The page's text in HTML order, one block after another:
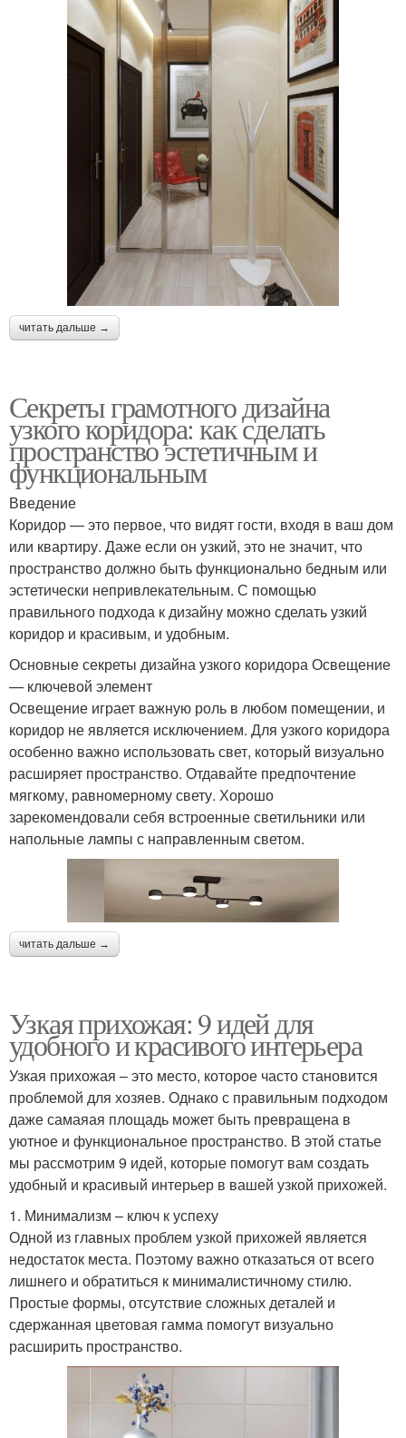
читать дальше →
Секреты грамотного дизайна
узкого коридора: как сделать
пространство эстетичным и
функциональным
Введение
Коридор — это первое, что видят гости, входя в ваш дом
или квартиру. Даже если он узкий, это не значит, что
пространство должно быть функционально бедным или
эстетически непривлекательным. С помощью
правильного подхода к дизайну можно сделать узкий
коридор и красивым, и удобным.
Основные секреты дизайна узкого коридора Освещение
— ключевой элемент
Освещение играет важную роль в любом помещении, и
коридор не является исключением. Для узкого коридора
особенно важно использовать свет, который визуально
расширяет пространство. Отдавайте предпочтение
мягкому, равномерному свету. Хорошо
зарекомендовали себя встроенные светильники или
напольные лампы с направленным светом.
читать дальше →
Узкая прихожая: 9 идей для
удобного и красивого интерьера
Узкая прихожая – это место, которое часто становится
проблемой для хозяев. Однако с правильным подходом
даже самаяая площадь может быть превращена в
уютное и функциональное пространство. В этой статье
мы рассмотрим 9 идей, которые помогут вам создать
удобный и красивый интерьер в вашей узкой прихожей.
1. Минимализм – ключ к успеху
Одной из главных проблем узкой прихожей является
недостаток места. Поэтому важно отказаться от всего
лишнего и обратиться к минималистичному стилю.
Простые формы, отсутствие сложных деталей и
сдержанная цветовая гамма помогут визуально
расширить пространство.